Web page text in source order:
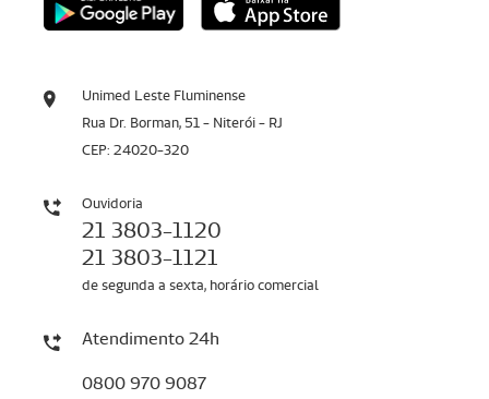
Unimed Leste Fluminense
Rua Dr. Borman, 51 - Niterói - RJ
CEP: 24020-320
Ouvidoria
21 3803-1120
21 3803-1121
de segunda a sexta, horário comercial
Atendimento 24h
0800 970 9087